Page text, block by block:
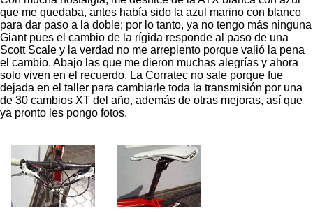
que me quedaba, antes había sido la azul marino con blanco
para dar paso a la doble; por lo tanto, ya no tengo más ninguna
Giant pues el cambio de la rígida responde al paso de una
Scott Scale y la verdad no me arrepiento porque valió la pena
el cambio. Abajo las que me dieron muchas alegrías y ahora
solo viven en el recuerdo. La Corratec no sale porque fue
dejada en el taller para cambiarle toda la transmisión por una
de 30 cambios XT del año, además de otras mejoras, así que
ya pronto les pongo fotos.